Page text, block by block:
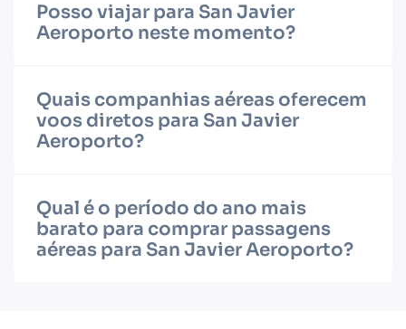
Posso viajar para San Javier
Aeroporto neste momento?
Quais companhias aéreas oferecem
voos diretos para San Javier
Aeroporto?
Qual é o período do ano mais
barato para comprar passagens
aéreas para San Javier Aeroporto?